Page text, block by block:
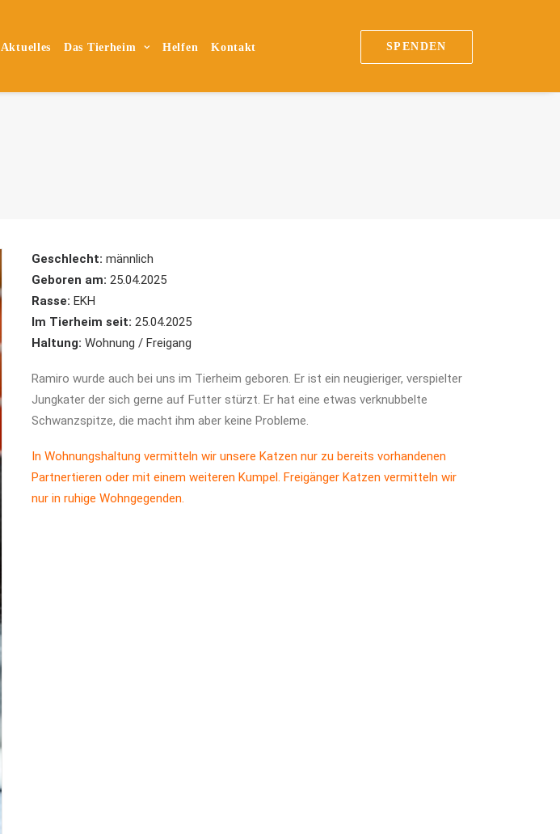
Aktuelles Das Tierheim Helfen Kontakt SPENDEN
Geschlecht: männlich
Geboren am: 25.04.2025
Rasse: EKH
Im Tierheim seit: 25.04.2025
Haltung: Wohnung / Freigang
Ramiro wurde auch bei uns im Tierheim geboren. Er ist ein neugieriger, verspielter
Jungkater der sich gerne auf Futter stürzt. Er hat eine etwas verknubbelte
Schwanzspitze, die macht ihm aber keine Probleme.
In Wohnungshaltung vermitteln wir unsere Katzen nur zu bereits vorhandenen
Partnertieren oder mit einem weiteren Kumpel. Freigänger Katzen vermitteln wir
nur in ruhige Wohngegenden.